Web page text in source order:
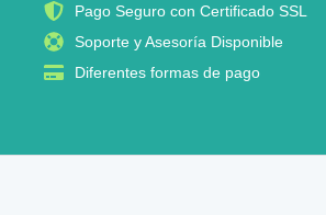
Pago Seguro con Certificado SSL
Soporte y Asesoría Disponible
Diferentes formas de pago